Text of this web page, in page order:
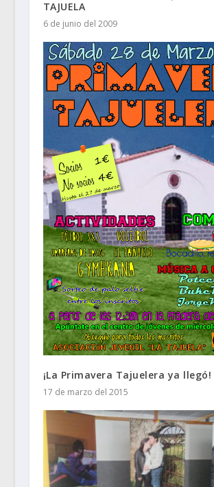
TAJUELA
6 de junio del 2009
¡La Primavera Tajuelera ya llegó!
17 de marzo del 2015